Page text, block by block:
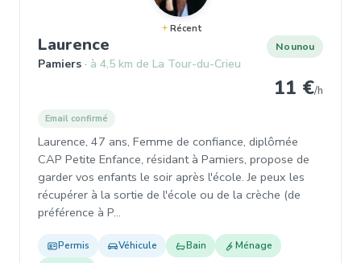
Récent
Laurence
Pamiers à 4,5 km de La Tour-du-Crieu
Nounou
11 €/h
Email confirmé
Laurence, 47 ans, Femme de confiance, diplômée
CAP Petite Enfance, résidant à Pamiers, propose de
garder vos enfants le soir après l'école. Je peux les
récupérer à la sortie de l'école ou de la crèche (de
préférence à P…
Permis Véhicule Bain
Ménage